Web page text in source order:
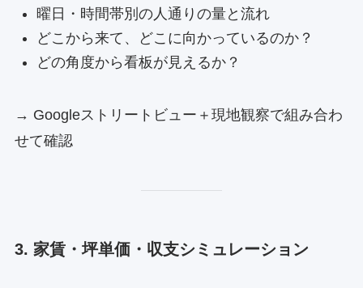
曜日・時間帯別の人通りの量と流れ
どこから来て、どこに向かっているのか？
どの角度から看板が見えるか？
→ Googleストリートビュー＋現地観察で組み合わ
せて確認
3. 家賃・坪単価・収支シミュレーション